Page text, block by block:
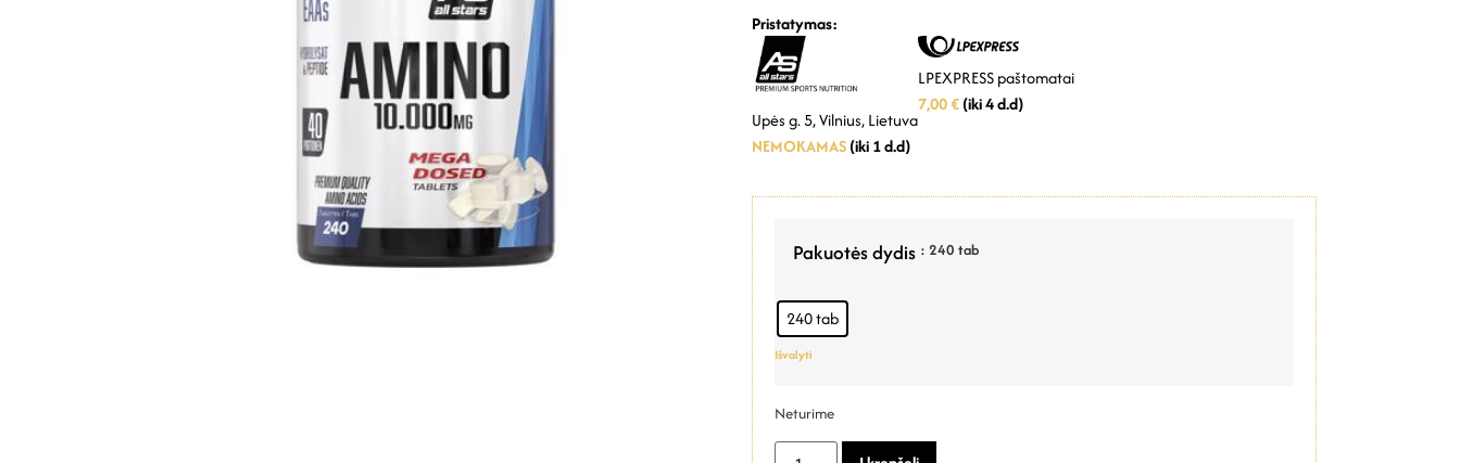
Pristatymas:
Upės g. 5, Vilnius, Lietuva
NEMOKAMAS(iki 1 d.d)
LPEXPRESS paštomatai
7,00 €(iki 4 d.d)
Pakuotės dydis : 240 tab
240 tab
Išvalyti
Neturime